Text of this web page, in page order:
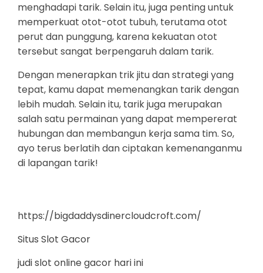
menghadapi tarik. Selain itu, juga penting untuk
memperkuat otot-otot tubuh, terutama otot
perut dan punggung, karena kekuatan otot
tersebut sangat berpengaruh dalam tarik.
Dengan menerapkan trik jitu dan strategi yang
tepat, kamu dapat memenangkan tarik dengan
lebih mudah. Selain itu, tarik juga merupakan
salah satu permainan yang dapat mempererat
hubungan dan membangun kerja sama tim. So,
ayo terus berlatih dan ciptakan kemenanganmu
di lapangan tarik!
https://bigdaddysdinercloudcroft.com/
Situs Slot Gacor
judi slot online gacor hari ini